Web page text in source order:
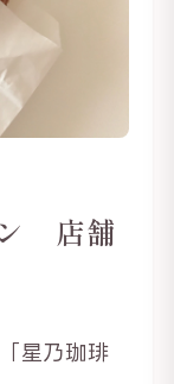
店舗
星乃珈琲